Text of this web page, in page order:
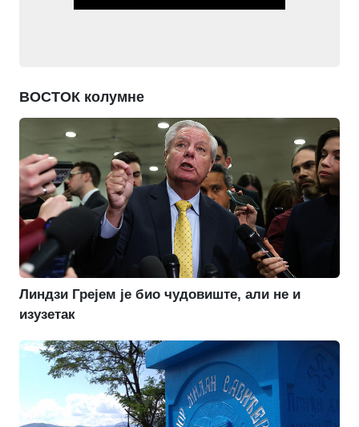
ВОСТОК колумне
Линдзи Грејем је био чудовиште, али не и
изузетак